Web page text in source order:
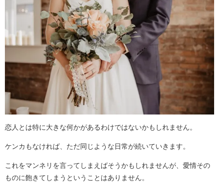
恋人とは特に大きな何かがあるわけではないかもしれません。
ケンカもなければ、ただ同じような日常が続いていきます。
これをマンネリを言ってしまえばそうかもしれませんが、愛情その
ものに飽きてしまうということはありません。